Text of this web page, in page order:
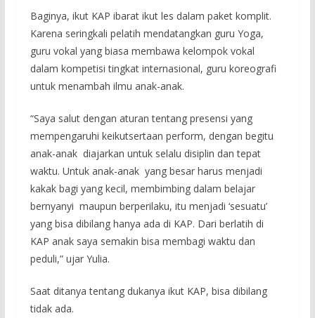
Baginya, ikut KAP ibarat ikut les dalam paket komplit.
Karena seringkali pelatih mendatangkan guru Yoga,
guru vokal yang biasa membawa kelompok vokal
dalam kompetisi tingkat internasional, guru koreografi
untuk menambah ilmu anak-anak.
“Saya salut dengan aturan tentang presensi yang
mempengaruhi keikutsertaan perform, dengan begitu
anak-anak diajarkan untuk selalu disiplin dan tepat
waktu. Untuk anak-anak yang besar harus menjadi
kakak bagi yang kecil, membimbing dalam belajar
bernyanyi maupun berperilaku, itu menjadi ‘sesuatu’
yang bisa dibilang hanya ada di KAP. Dari berlatih di
KAP anak saya semakin bisa membagi waktu dan
peduli,” ujar Yulia.
Saat ditanya tentang dukanya ikut KAP, bisa dibilang
tidak ada.